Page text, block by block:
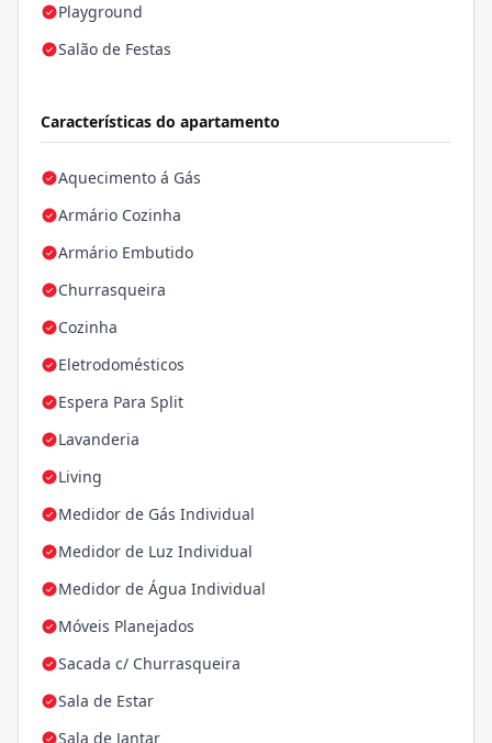
Playground
Salão de Festas
Características do apartamento
Aquecimento á Gás
Armário Cozinha
Armário Embutido
Churrasqueira
Cozinha
Eletrodomésticos
Espera Para Split
Lavanderia
Living
Medidor de Gás Individual
Medidor de Luz Individual
Medidor de Água Individual
Móveis Planejados
Sacada c/ Churrasqueira
Sala de Estar
Sala de Jantar